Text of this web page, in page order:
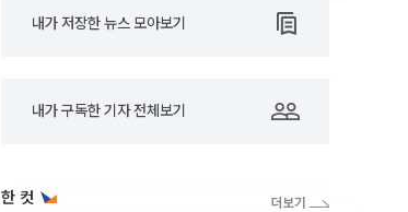
내가 저장한 뉴스 모아보기
내가 구독한 기자 전체보기
한 컷